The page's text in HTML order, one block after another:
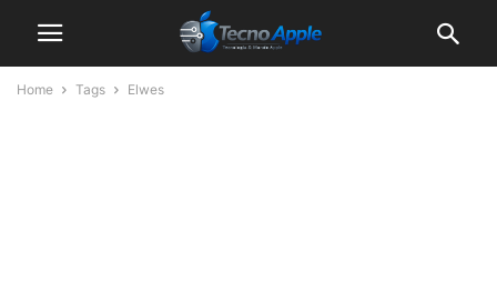
Home Tags Elwes